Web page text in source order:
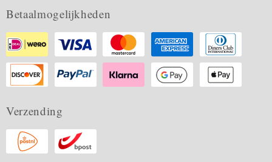
Betaalmogelijkheden
Verzending